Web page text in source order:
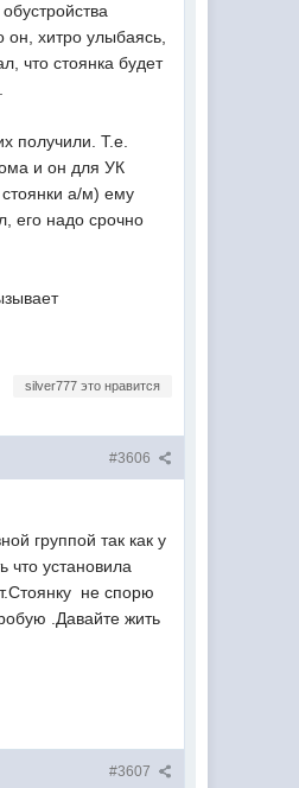
хитро улыбаясь,
что стоянка будет
получили. Т.е.
и он для УК
а/м) ему
его надо срочно
silver777 это нравится
#3606
группой так как у
что установила
не спорю
.Давайте жить
#3607